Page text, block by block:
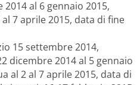
al 6 gennaio 2015,
7 aprile 2015, data di fine
15 settembre 2014,
dicembre 2014 al 5 gennaio
al 2 al 7 aprile 2015, data di